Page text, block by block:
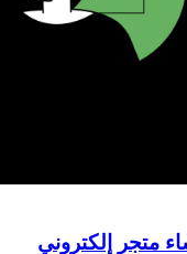
متجر إلكتروني